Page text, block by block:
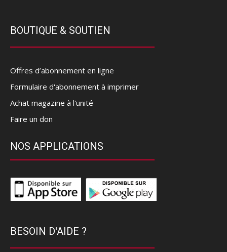
BOUTIQUE & SOUTIEN
Offres d’abonnement en ligne
Formulaire d'abonnement à imprimer
Achat magazine à l'unité
Faire un don
NOS APPLICATIONS
BESOIN D'AIDE ?